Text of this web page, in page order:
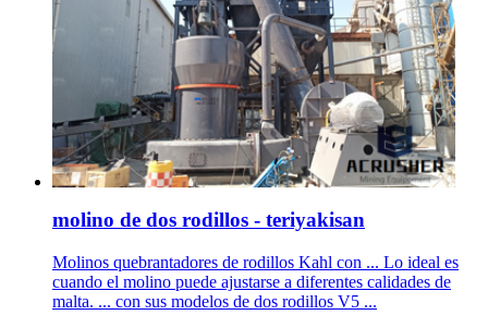
molino de dos rodillos - teriyakisan
Molinos quebrantadores de rodillos Kahl con ... Lo ideal es
cuando el molino puede ajustarse a diferentes calidades de
malta. ... con sus modelos de dos rodillos V5 ...